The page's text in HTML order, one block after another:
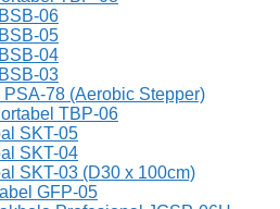
06
05
04
03
78 (Aerobic Stepper)
TBP-06
SKT-05
SKT-04
SKT-03 (D30 x 100cm)
GFP-05